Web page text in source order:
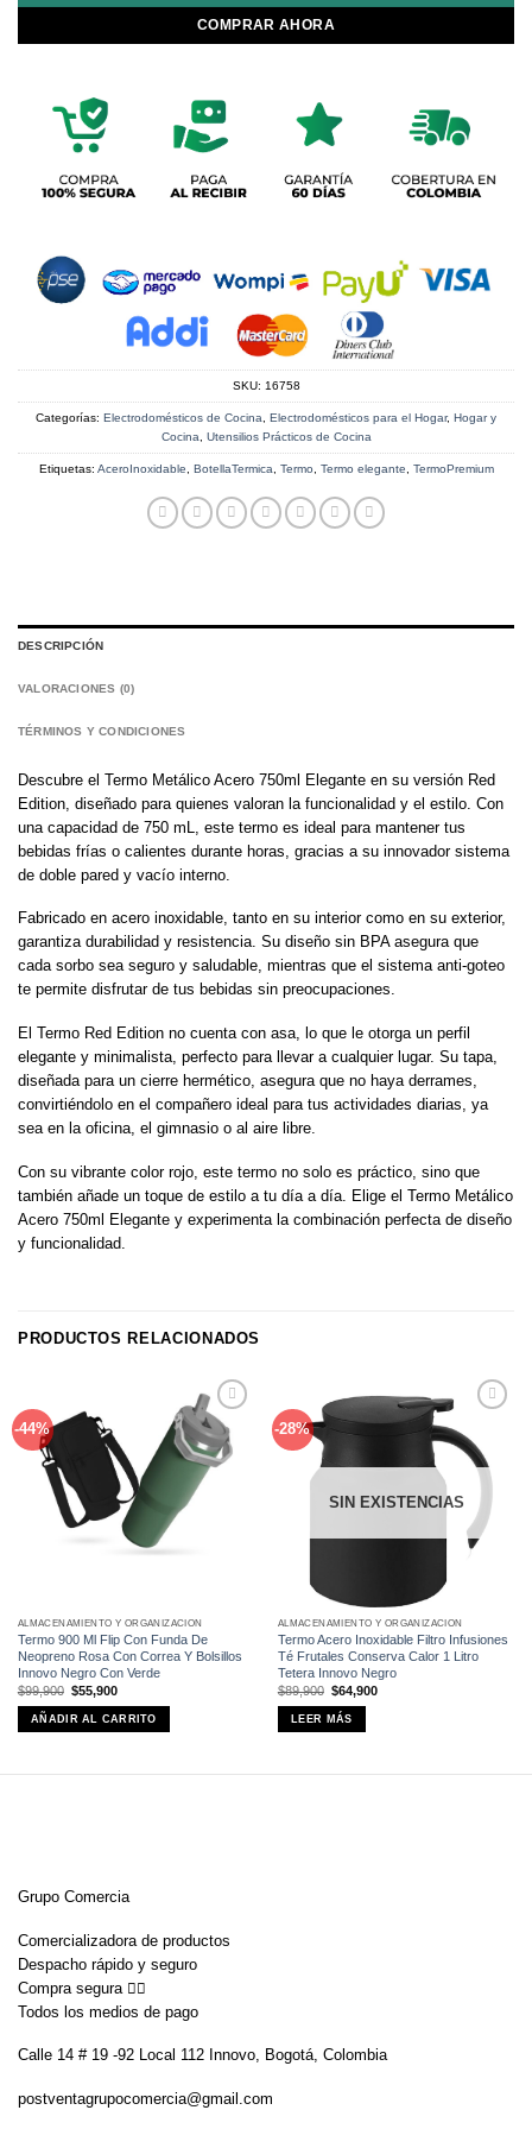
COMPRAR AHORA
SKU: 16758
Categorías: Electrodomésticos de Cocina, Electrodomésticos para el Hogar, Hogar y
Cocina, Utensilios Prácticos de Cocina
Etiquetas: AceroInoxidable, BotellaTermica, Termo, Termo elegante, TermoPremium
DESCRIPCIÓN
VALORACIONES (0)
TÉRMINOS Y CONDICIONES
Descubre el Termo Metálico Acero 750ml Elegante en su versión Red
Edition, diseñado para quienes valoran la funcionalidad y el estilo. Con
una capacidad de 750 mL, este termo es ideal para mantener tus
bebidas frías o calientes durante horas, gracias a su innovador sistema
de doble pared y vacío interno.
Fabricado en acero inoxidable, tanto en su interior como en su exterior,
garantiza durabilidad y resistencia. Su diseño sin BPA asegura que
cada sorbo sea seguro y saludable, mientras que el sistema anti-goteo
te permite disfrutar de tus bebidas sin preocupaciones.
El Termo Red Edition no cuenta con asa, lo que le otorga un perfil
elegante y minimalista, perfecto para llevar a cualquier lugar. Su tapa,
diseñada para un cierre hermético, asegura que no haya derrames,
convirtiéndolo en el compañero ideal para tus actividades diarias, ya
sea en la oficina, el gimnasio o al aire libre.
Con su vibrante color rojo, este termo no solo es práctico, sino que
también añade un toque de estilo a tu día a día. Elige el Termo Metálico
Acero 750ml Elegante y experimenta la combinación perfecta de diseño
y funcionalidad.
PRODUCTOS RELACIONADOS
-44%
Añadir
a la
lista de
deseos
ALMACENAMIENTO Y ORGANIZACIÓN
Termo 900 Ml Flip Con Funda De
Neopreno Rosa Con Correa Y Bolsillos
Innovo Negro Con Verde
$99,900 El
precio
original
era:
$99,900.
$55,900El
actual
es:
$55,900.
AÑADIR AL CARRITO
-28%
lista de
deseos
SIN EXISTENCIAS
ALMACENAMIENTO Y ORGANIZACIÓN
Termo Acero Inoxidable Filtro Infusiones
Té Frutales Conserva Calor 1 Litro
Tetera Innovo Negro
$89,900 El
precio
original
era:
$89,900.
$64,900El
LEER MÁS
Grupo Comercia
Comercializadora de productos
Despacho rápido y seguro
Compra segura 👇🏼
Todos los medios de pago
Calle 14 # 19 -92 Local 112 Innovo, Bogotá, Colombia
postventagrupocomercia@gmail.com